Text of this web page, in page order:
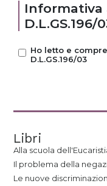
Informativa
D.L.GS.196/
Ho letto e
D.L.GS.196/03
Libri
Alla scuola
Il problema della
Le nuove